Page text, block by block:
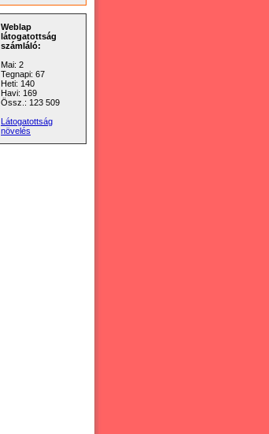
Weblap
látogatottság
számláló:
Mai: 2
Tegnapi: 67
Heti: 140
Havi: 169
Össz.: 123 509
Látogatottság
növelés